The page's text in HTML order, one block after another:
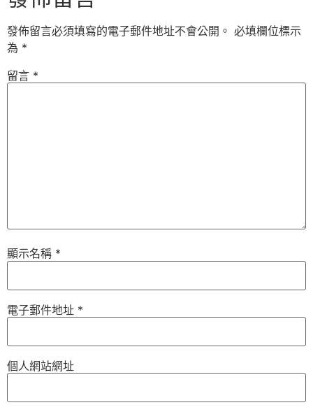
發佈留言必須填寫的電子郵件地址不會公開。 必填欄位標示
為 *
留言 *
顯示名稱 *
電子郵件地址 *
個人網站網址